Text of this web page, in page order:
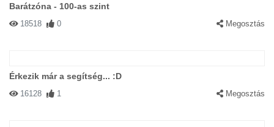
Barátzóna - 100-as szint
18518 0 Megosztás
Érkezik már a segítség... :D
16128 1 Megosztás